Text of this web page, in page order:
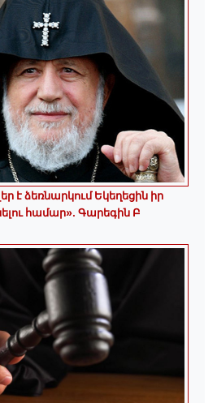
է ձեռնարկում Եկեղեցին իր
համար»․ Գարեգին Բ